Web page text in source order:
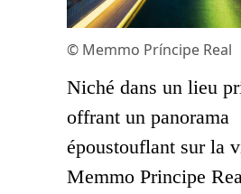
© Memmo Príncipe Real
Niché dans un lieu
offrant un panorama
époustouflant sur la
Memmo Principe